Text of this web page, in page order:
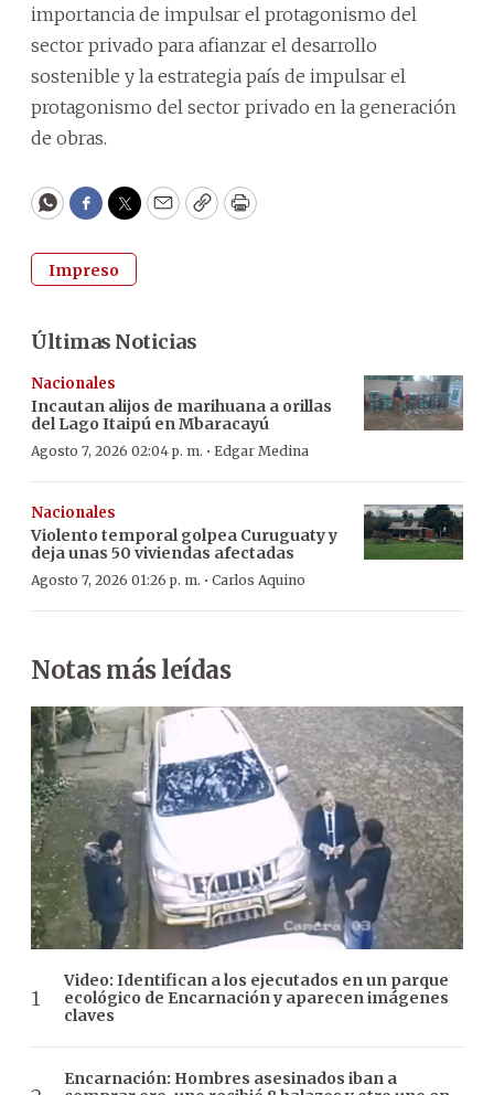
importancia de impulsar el protagonismo del
sector privado para afianzar el desarrollo
sostenible y la estrategia país de impulsar el
protagonismo del sector privado en la generación
de obras.
WhatsApp
Facebook
Twitter
EmailCopyPrint
Impreso
Últimas Noticias
Nacionales
Incautan alijos de marihuana a orillas
del Lago Itaipú en Mbaracayú
Agosto 7, 2026 02:04 p. m. · Edgar Medina
Nacionales
Violento temporal golpea Curuguaty y
deja unas 50 viviendas afectadas
Agosto 7, 2026 01:26 p. m. · Carlos Aquino
Notas más leídas
Video: Identifican a los ejecutados en un parque
ecológico de Encarnación y aparecen imágenes
claves
Encarnación: Hombres asesinados iban a